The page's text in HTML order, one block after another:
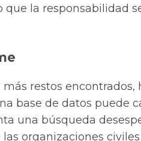
la responsabilidad
restos encontrados,
base de datos puede
una búsqueda
organizaciones civiles